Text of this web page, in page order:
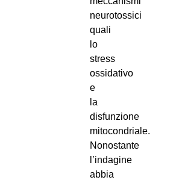
neurotossici
quali
lo
stress
ossidativo
e
la
disfunzione
mitocondriale.
Nonostante
l’indagine
abbia